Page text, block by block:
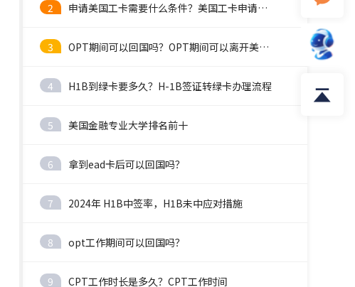
2 申请美国工卡需要什么条件？美国工卡申请流程
3 OPT期间可以回国吗？OPT期间可以离开美国吗
4 H1B到绿卡要多久？H-1B签证转绿卡办理流程
5 美国金融专业大学排名前十
6 拿到ead卡后可以回国吗？
7 2024年 H1B中签率，H1B未中应对措施
8 opt工作期间可以回国吗？
9 CPT工作时长是多久？CPT工作时间